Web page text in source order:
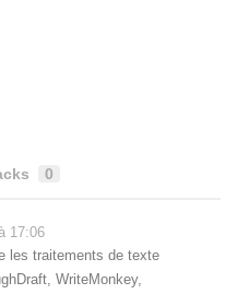
0
17:06
les traitements de texte
WriteMonkey,